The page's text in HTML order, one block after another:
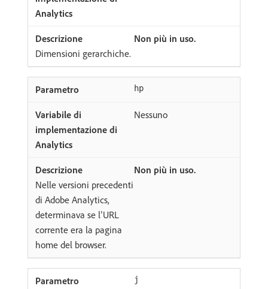
Non più in uso.
Dimensioni gerarchiche.
hp
Nessuno
Non più in uso.
Nelle versioni precedenti
di Adobe Analytics,
determinava se l’URL
corrente era la pagina
home del browser.
j